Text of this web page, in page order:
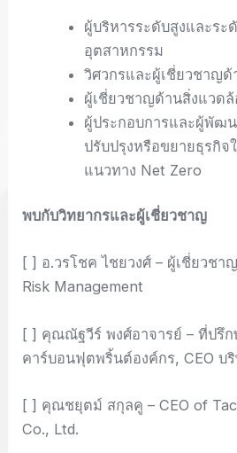
ผู้บริหารระดับสูงและระ
อุตสาหกรรม
วิศวกรและผู้เชี่ยวชาญด้
ผู้เชี่ยวชาญด้านสิ่งแวด
ผู้ประกอบการและผู้พัฒ
ปรับปรุงหรือขยายธุรกิจ
แนวทาง Net Zero
พบกับวิทยากรและผู้เชี่ยวชาญ
[ ] อ.วรโชค ไชยวงศ์ – ผู้เชี่ยวชา
Risk Management
[ ] คุณณัฐวีร์ พงศ์อาจารย์ – ที่ปรึ
คาร์บอนฟุตพริ้นต์องค์กร, CEO บ
[ ] คุณชยุตม์ สกุลคู – CEO of
Co., Ltd.